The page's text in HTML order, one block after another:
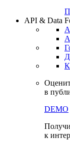
API & Data
в
DEMO
к